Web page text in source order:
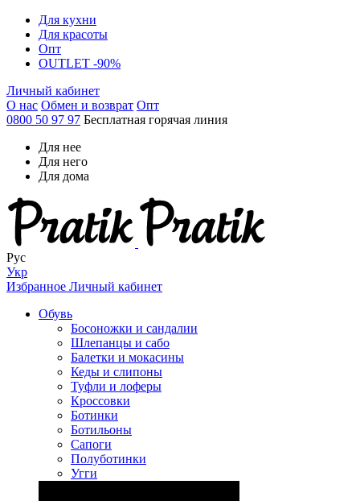
Для кухни
Для красоты
Опт
OUTLET -90%
Личный кабинет
О нас Обмен и возврат Опт
0800 50 97 97 Бесплатная горячая линия
Для нее
Для него
Для дома
Рус
Укр
Избранное Личный кабинет
Обувь
Босоножки и сандалии
Шлепанцы и сабо
Балетки и мокасины
Кеды и слипоны
Туфли и лоферы
Кроссовки
Ботинки
Ботильоны
Сапоги
Полуботинки
Угги